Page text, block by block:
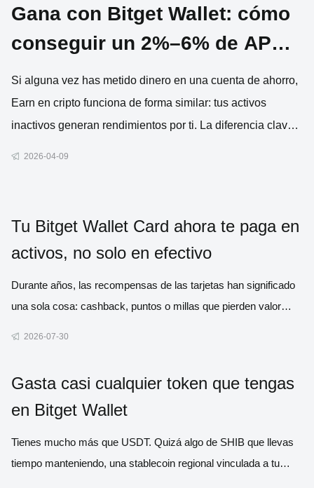
Gana con Bitget Wallet: cómo
conseguir un 2%–6% de APY
en tus criptoactivos
Si alguna vez has metido dinero en una cuenta de ahorro,
Earn en cripto funciona de forma similar: tus activos
inactivos generan rendimientos por ti. La diferencia clave
2026-04-09
Tu Bitget Wallet Card ahora te paga en
activos, no solo en efectivo
Durante años, las recompensas de las tarjetas han significado
una sola cosa: cashback, puntos o millas que pierden valor
estado
2026-07-30
Gasta casi cualquier token que tengas
en Bitget Wallet
Tienes mucho más que USDT. Quizá algo de SHIB que llevas
tiempo manteniendo, una stablecoin regional vinculada a tu